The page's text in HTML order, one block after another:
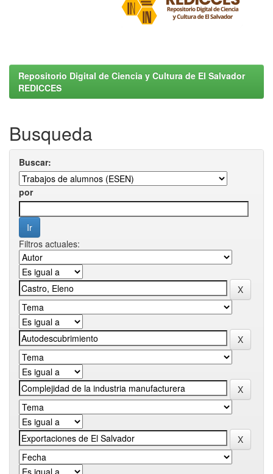
Repositorio Digital de Ciencia y Cultura de El Salvador
REDICCES
Busqueda
Buscar:
por
Filtros actuales: